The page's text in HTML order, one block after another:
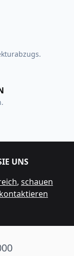
UNS
, schauen
kontaktieren